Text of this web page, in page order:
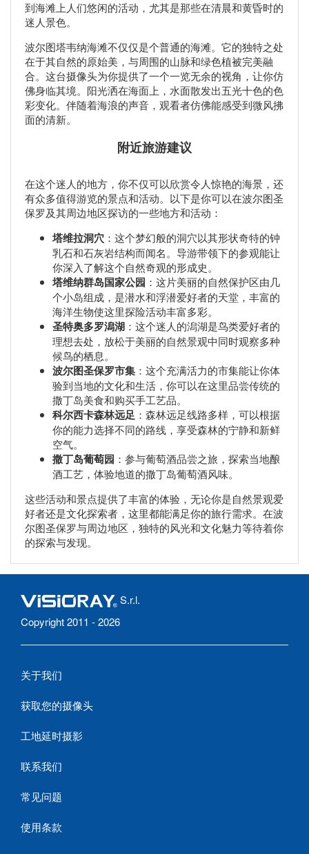
到海滩上人们悠闲的活动，尤其是那些在清晨和黄昏时的
迷人景色。
波尔图塔韦纳海滩不仅仅是个普通的海滩。它的独特之处
在于其自然的原始美，与周围的山脉和绿色植被完美融
合。这台摄像头为你提供了一个一览无余的视角，让你仿
佛身临其境。阳光洒在海面上，水面散发出五光十色的色
彩变化。伴随着海浪的声音，观看者仿佛能感受到微风拂
面的清新。
附近旅游建议
在这个迷人的地方，你不仅可以欣赏令人惊艳的海景，还
有众多值得游览的景点和活动。以下是你可以在波尔图圣
保罗及其周边地区探访的一些地方和活动：
塔维拉洞穴 ：这个梦幻般的洞穴以其形状奇特的钟
乳石和石灰岩结构而闻名。导游带领下的参观能让
你深入了解这个自然奇观的形成史。
塔维纳群岛国家公园 ：这片美丽的自然保护区由几
个小岛组成，是潜水和浮潜爱好者的天堂，丰富的
海洋生物使这里探险活动丰富多彩。
圣特奥多罗潟湖 ：这个迷人的潟湖是鸟类爱好者的
理想去处，放松于美丽的自然景观中同时观察多种
候鸟的栖息。
波尔图圣保罗市集 ：这个充满活力的市集能让你体
验到当地的文化和生活，你可以在这里品尝传统的
撒丁岛美食和购买手工艺品。
科尔西卡森林远足 ：森林远足线路多样，可以根据
你的能力选择不同的路线，享受森林的宁静和新鲜
空气。
撒丁岛葡萄园 ：参与葡萄酒品尝之旅，探索当地酿
酒工艺，体验地道的撒丁岛葡萄酒风味。
这些活动和景点提供了丰富的体验，无论你是自然景观爱
好者还是文化探索者，这里都能满足你的旅行需求。在波
尔图圣保罗与周边地区，独特的风光和文化魅力等待着你
的探索与发现。
S.r.l.
Copyright 2011 - 2026
关于我们
获取您的摄像头
工地延时摄影
联系我们
常见问题
使用条款